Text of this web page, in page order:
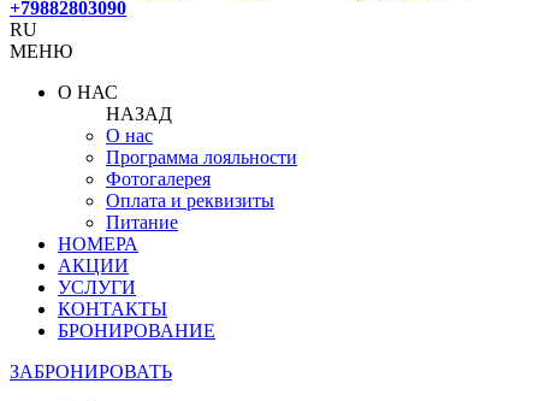
+79882803090
RU
МЕНЮ
О НАС
НАЗАД
О нас
Программа лояльности
Фотогалерея
Оплата и реквизиты
Питание
НОМЕРА
АКЦИИ
УСЛУГИ
КОНТАКТЫ
БРОНИРОВАНИЕ
ЗАБРОНИРОВАТЬ